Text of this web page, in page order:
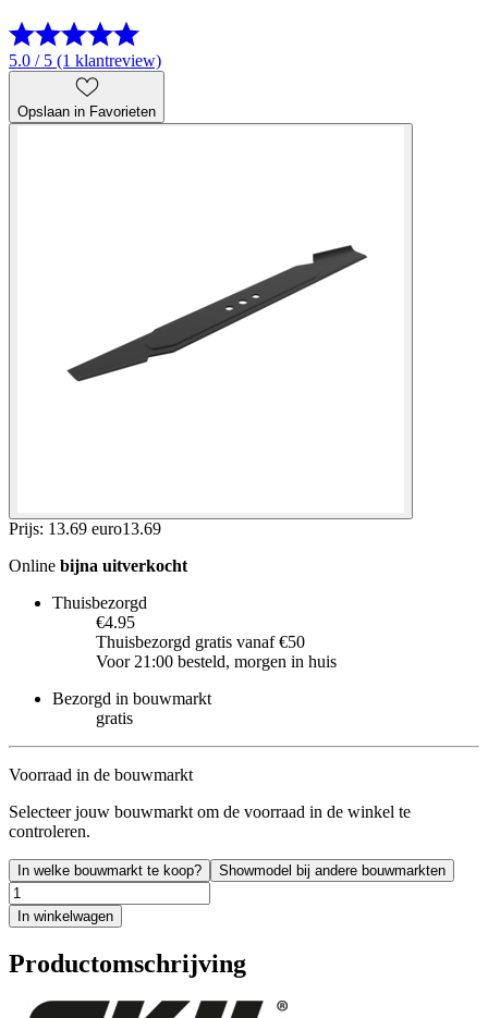
5.0 / 5 (1 klantreview)
Opslaan in Favorieten
Prijs: 13.69 euro13.69
Online bijna uitverkocht
Thuisbezorgd
€4.95
Thuisbezorgd gratis vanaf €50
Voor 21:00 besteld, morgen in huis
Bezorgd in bouwmarkt
gratis
Voorraad in de bouwmarkt
Selecteer jouw bouwmarkt om de voorraad in de winkel te
controleren.
In welke bouwmarkt te koop? Showmodel bij andere bouwmarkten
In winkelwagen
Productomschrijving